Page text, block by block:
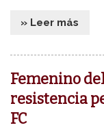
» Leer más
Femenino
resistencia
FC